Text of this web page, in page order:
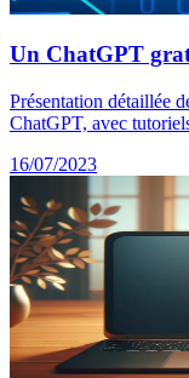
Un ChatGPT
Présentation détaillée
ChatGPT, avec
16/07/2023